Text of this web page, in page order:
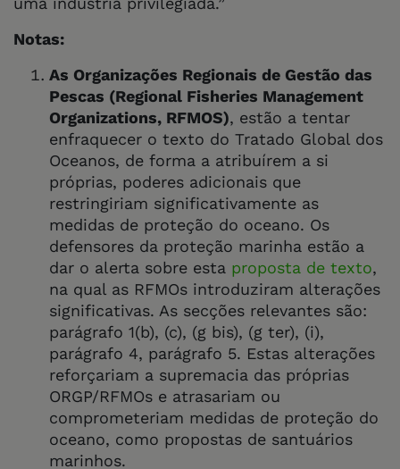
Notas:
As Organizações Regionais de Gestão das
Pescas (Regional Fisheries Management
Organizations, RFMOS), estão a tentar
enfraquecer o texto do Tratado Global dos
Oceanos, de forma a atribuírem a si
próprias, poderes adicionais que
restringiriam significativamente as
medidas de proteção do oceano. Os
defensores da proteção marinha estão a
dar o alerta sobre esta proposta de texto,
na qual as RFMOs introduziram alterações
significativas. As secções relevantes são:
parágrafo 1(b), (c), (g bis), (g ter), (i),
parágrafo 4, parágrafo 5. Estas alterações
reforçariam a supremacia das próprias
ORGP/RFMOs e atrasariam ou
comprometeriam medidas de proteção do
oceano, como propostas de santuários
marinhos.